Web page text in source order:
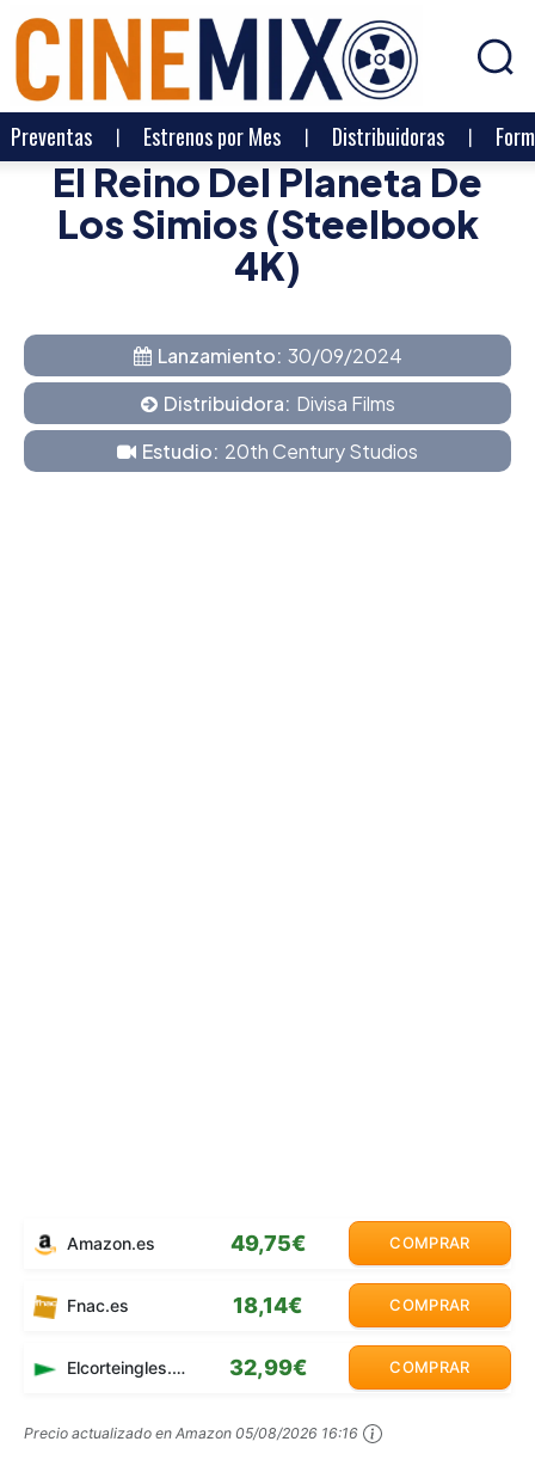
Preventas Estrenos por Mes Distribuidoras
El Reino Del Planeta De
Los Simios (Steelbook
4K)
Lanzamiento: 30/09/2024
Distribuidora: Divisa Films
Estudio: 20th Century Studios
Amazon.es 49,75€ COMPRAR
Fnac.es 18,14€ COMPRAR
Elcorteingles.es 32,99€ COMPRAR
Precio actualizado en Amazon 05/08/2026 16:16